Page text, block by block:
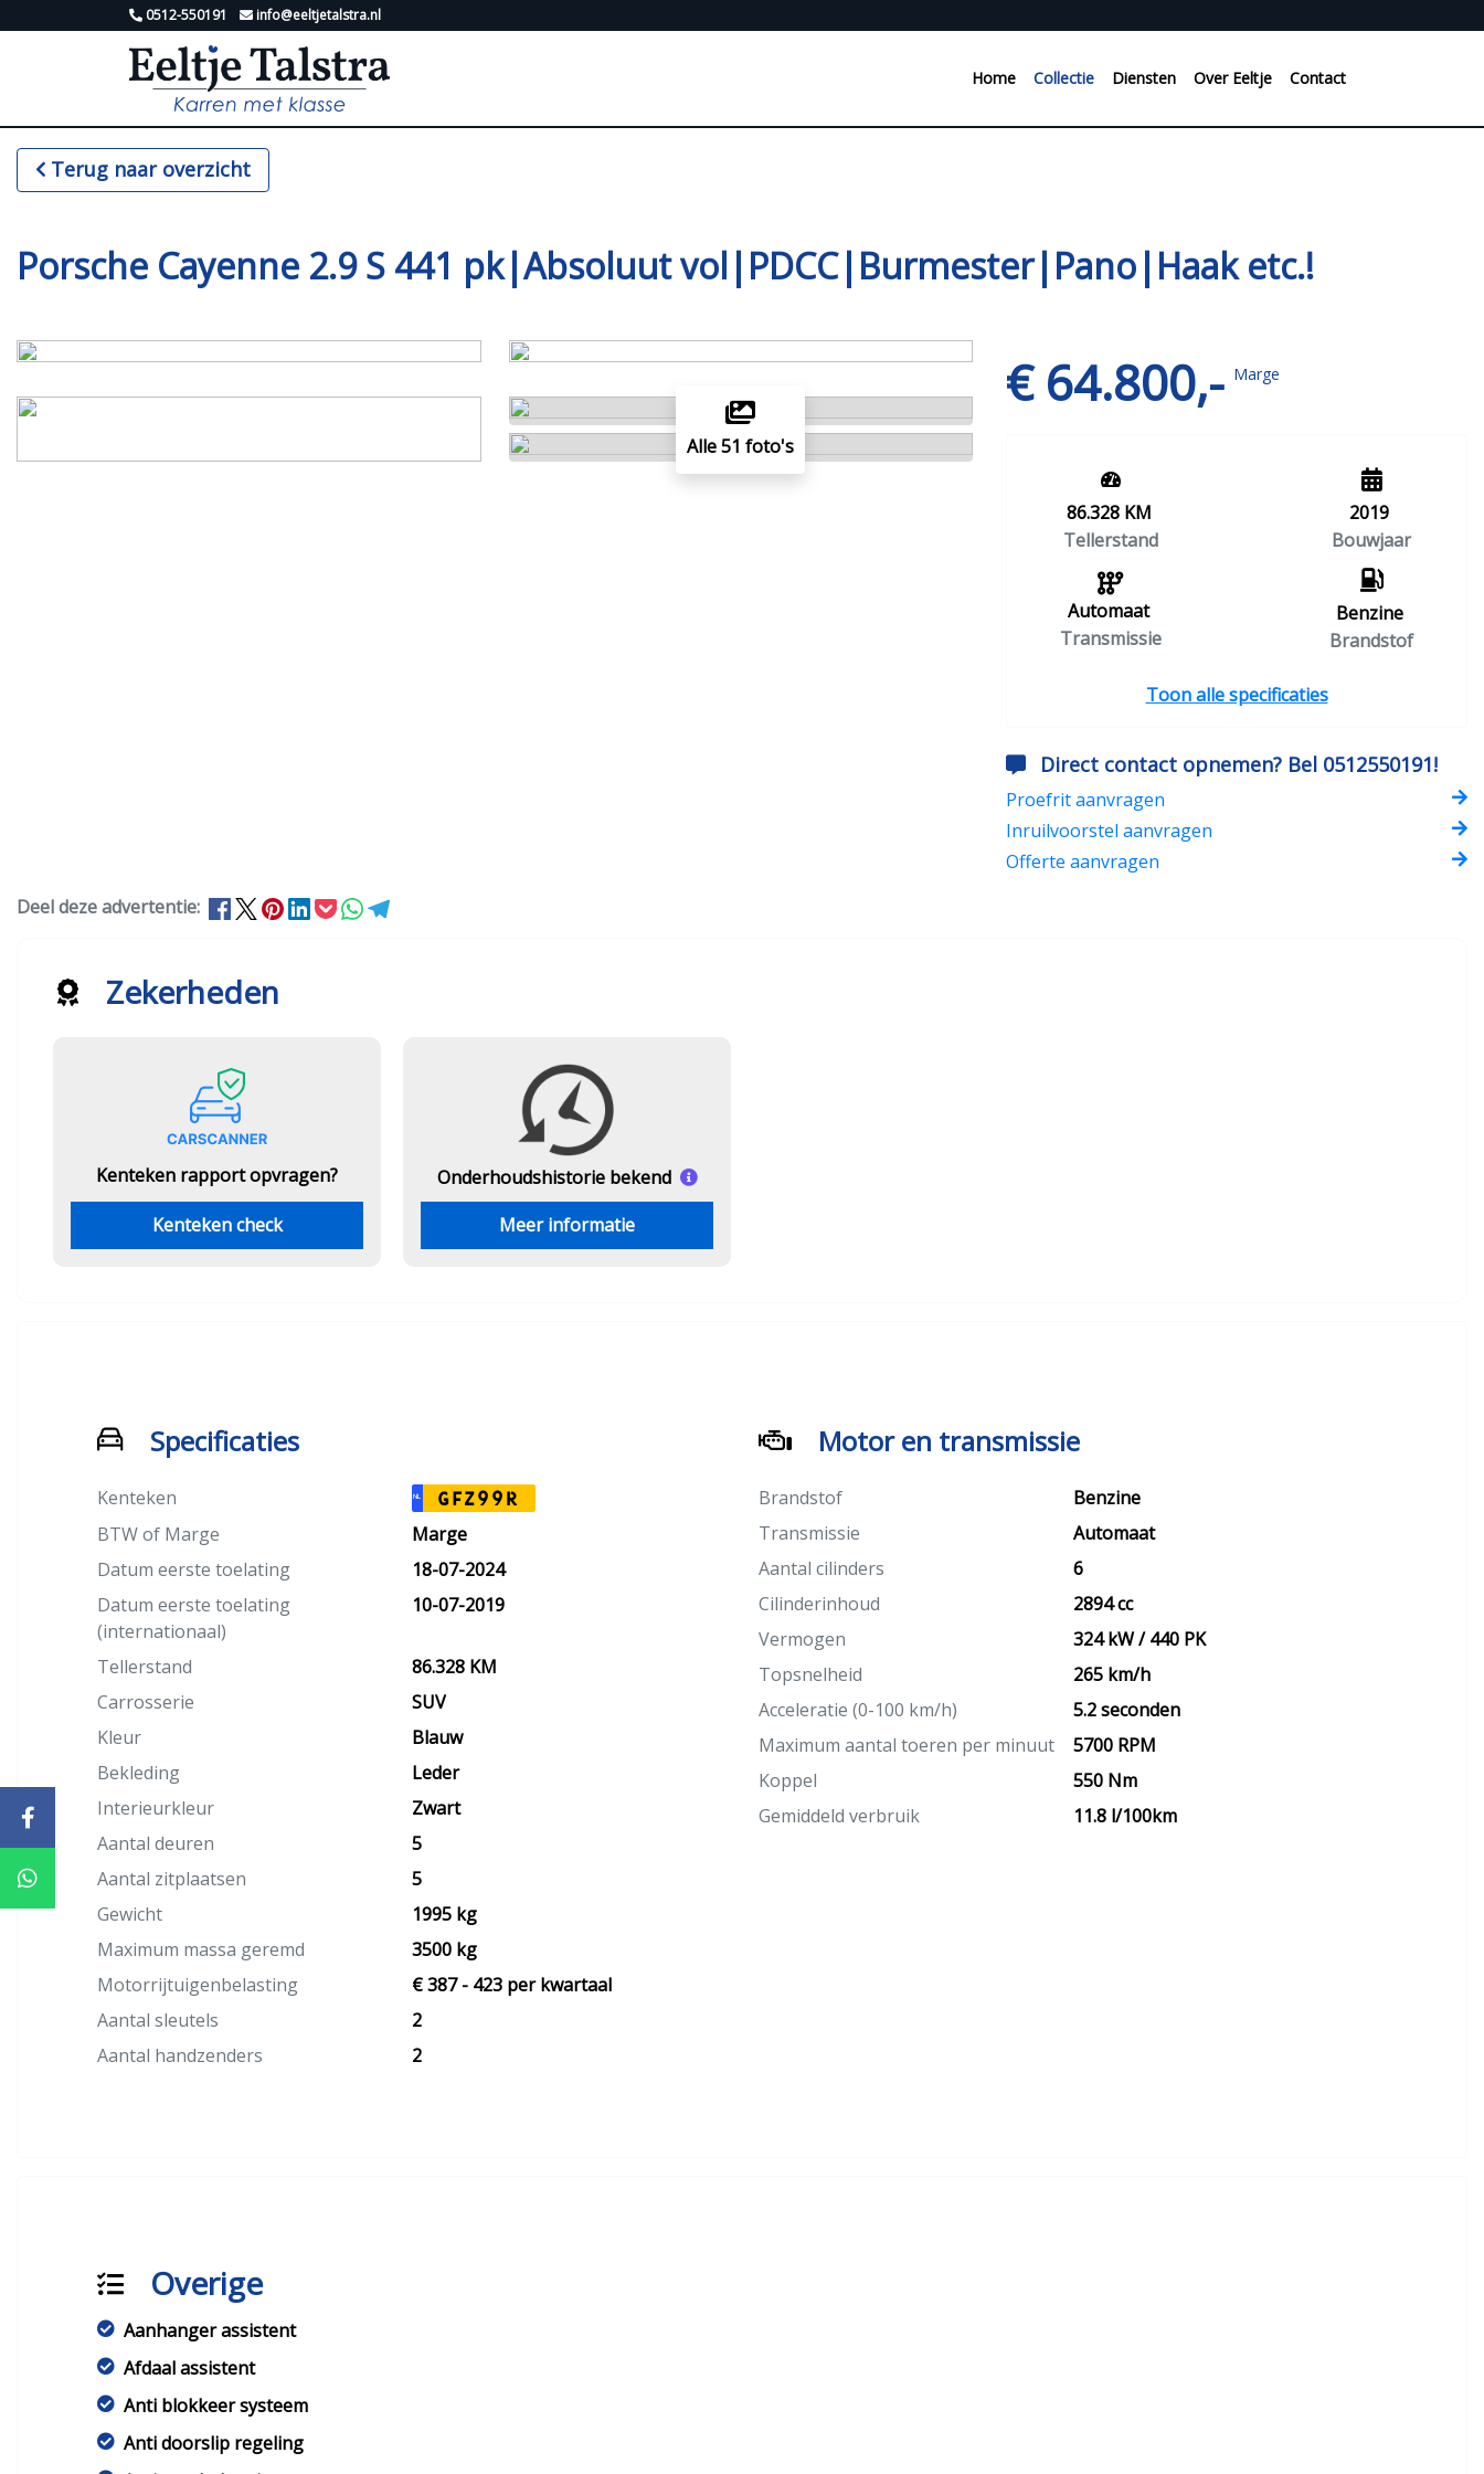
0512-550191 info@eeltjetalstra.nl
Home Collectie Diensten Over Eeltje Contact
Terug naar overzicht
Porsche Cayenne 2.9 S 441 pk|Absoluut vol|PDCC|Burmester|Pano|Haak etc.!
Alle 51 foto's
€ 64.800,- Marge
86.328 KM
Tellerstand
Automaat
Transmissie
2019
Bouwjaar
Benzine
Brandstof
Toon alle specificaties
Direct contact opnemen? Bel 0512550191!
Proefrit aanvragen
Inruilvoorstel aanvragen
Offerte aanvragen
Deel deze advertentie:
Zekerheden
Kenteken rapport opvragen?
Kenteken check
Onderhoudshistorie bekend
Meer informatie
Specificaties
Kenteken NL GFZ99R
BTW of Marge
Marge
Datum eerste toelating
18-07-2024
Datum eerste toelating
(internationaal)
10-07-2019
Tellerstand
86.328 KM
Carrosserie
SUV
Kleur
Blauw
Bekleding
Leder
Interieurkleur
Zwart
Aantal deuren
5
Aantal zitplaatsen
5
Gewicht
1995 kg
Maximum massa geremd
3500 kg
Motorrijtuigenbelasting
€ 387 - 423 per kwartaal
Aantal sleutels
2
Aantal handzenders
2
Motor en transmissie
Brandstof
Benzine
Transmissie
Automaat
Aantal cilinders
6
Cilinderinhoud
2894 cc
Vermogen
324 kW / 440 PK
Topsnelheid
265 km/h
Acceleratie (0-100 km/h)
5.2 seconden
Maximum aantal toeren per minuut
5700 RPM
Koppel
550 Nm
Gemiddeld verbruik
11.8 l/100km
Overige
Aanhanger assistent
Afdaal assistent
Anti blokkeer systeem
Anti doorslip regeling